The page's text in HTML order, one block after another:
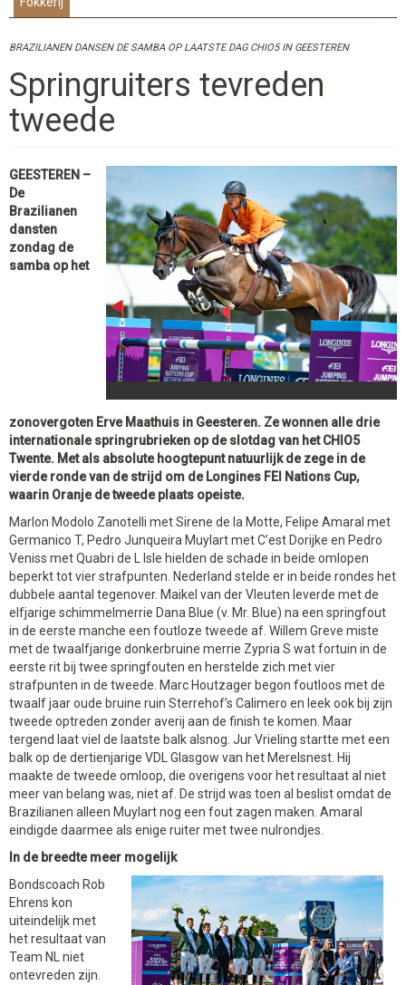
BRAZILIANEN DANSEN DE SAMBA OP LAATSTE DAG CHIO5 IN GEESTEREN
Springruiters tevreden
tweede
GEESTEREN –
De
Brazilianen
dansten
zondag de
samba op het
zonovergoten Erve Maathuis in Geesteren. Ze wonnen alle drie
internationale springrubrieken op de slotdag van het CHIO5
Twente. Met als absolute hoogtepunt natuurlijk de zege in de
vierde ronde van de strijd om de Longines FEI Nations Cup,
waarin Oranje de tweede plaats opeiste.
Marlon Modolo Zanotelli met Sirene de la Motte, Felipe Amaral met
Germanico T, Pedro Junqueira Muylart met C’est Dorijke en Pedro
Veniss met Quabri de L Isle hielden de schade in beide omlopen
beperkt tot vier strafpunten. Nederland stelde er in beide rondes het
dubbele aantal tegenover. Maikel van der Vleuten leverde met de
elfjarige schimmelmerrie Dana Blue (v. Mr. Blue) na een springfout
in de eerste manche een foutloze tweede af. Willem Greve miste
met de twaalfjarige donkerbruine merrie Zypria S wat fortuin in de
eerste rit bij twee springfouten en herstelde zich met vier
strafpunten in de tweede. Marc Houtzager begon foutloos met de
twaalf jaar oude bruine ruin Sterrehof’s Calimero en leek ook bij zijn
tweede optreden zonder averij aan de finish te komen. Maar
tergend laat viel de laatste balk alsnog. Jur Vrieling startte met een
balk op de dertienjarige VDL Glasgow van het Merelsnest. Hij
maakte de tweede omloop, die overigens voor het resultaat al niet
meer van belang was, niet af. De strijd was toen al beslist omdat de
Brazilianen alleen Muylart nog een fout zagen maken. Amaral
eindigde daarmee als enige ruiter met twee nulrondjes.
In de breedte meer mogelijk
Bondscoach Rob
Ehrens kon
uiteindelijk met
het resultaat van
Team NL niet
ontevreden zijn.